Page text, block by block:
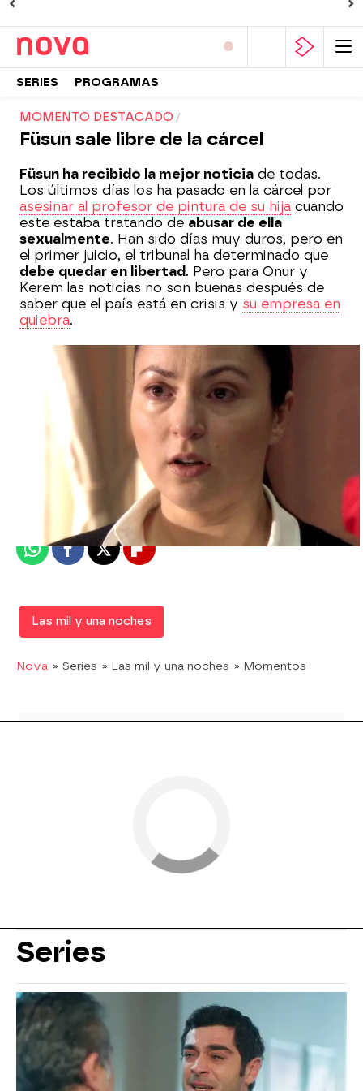
SERIES PROGRAMAS
MOMENTO DESTACADO
Füsun sale libre de la cárcel
Füsun ha recibido la mejor noticia de todas.
Los últimos días los ha pasado en la cárcel por
asesinar al profesor de pintura de su hija cuando
este estaba tratando de abusar de ella
sexualmente. Han sido días muy duros, pero en
el primer juicio, el tribunal ha determinado que
debe quedar en libertad . Pero para Onur y
Kerem las noticias no son buenas después de
saber que el país está en crisis y su empresa en
quiebra.
Publicado:13 de febrero de 2020, 23:06
WhatsappFacebook
X Flipboard
Las mil y una noches
Nova » Series » Las mil y una noches » Momentos
Series